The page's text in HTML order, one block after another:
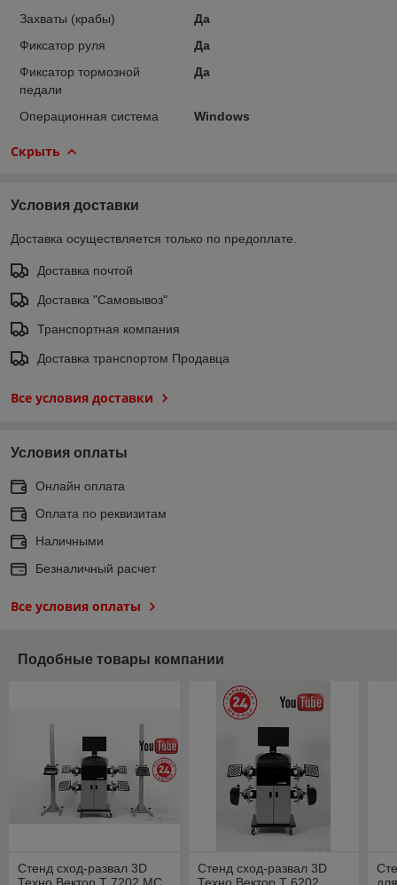
Захваты (крабы)
Да
Фиксатор руля
Да
Фиксатор тормозной
педали
Да
Операционная система Windows
Скрыть
Условия доставки
Доставка осуществляется только по предоплате.
Доставка почтой
Доставка "Самовывоз"
Транспортная компания
Доставка транспортом Продавца
Все условия доставки
Условия оплаты
Онлайн оплата
Оплата по реквизитам
Наличными
Безналичный расчет
Все условия оплаты
Подобные товары компании
Стенд сход-развал 3D
Стенд сход-развал 3D